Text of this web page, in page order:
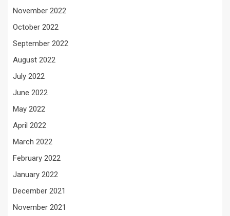
November 2022
October 2022
September 2022
August 2022
July 2022
June 2022
May 2022
April 2022
March 2022
February 2022
January 2022
December 2021
November 2021